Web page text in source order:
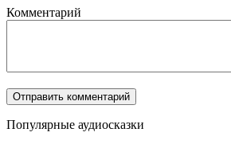
Комментарий
Популярные аудиосказки